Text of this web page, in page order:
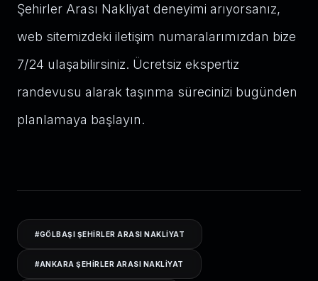
Şehirler Arası Nakliyat deneyimi arıyorsanız,
web sitemizdeki iletişim numaralarımızdan bize
7/24 ulaşabilirsiniz. Ücretsiz ekspertiz
randevusu alarak taşınma sürecinizi bugünden
planlamaya başlayın.
#GÖLBAŞI ŞEHIRLER ARASI NAKLIYAT
#ANKARA ŞEHIRLER ARASI NAKLIYAT